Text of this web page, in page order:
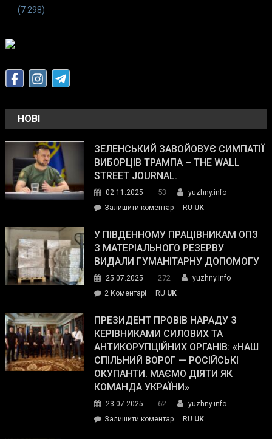
(7 298)
НОВІ
ЗЕЛЕНСЬКИЙ ЗАВОЙОВУЄ СИМПАТІЇ
ВИБОРЦІВ ТРАМПА – THE WALL
STREET JOURNAL.
02.11.2025 53
yuzhny.info
Залишити коментарon
завойовує
симпатії
виборців
The
Street
Journal.
RU UK
У ПІВДЕННОМУ ПРАЦІВНИКАМ ОПЗ
З МАТЕРІАЛЬНОГО РЕЗЕРВУ
ВИДАЛИ ГУМАНІТАРНУ ДОПОМОГУ
25.07.2025 272
yuzhny.info
2 Коментарі
Південному
працівникам
ОПЗ
з
матеріального
резерву
гуманітарну
допомогу
RU UK
ПРЕЗИДЕНТ ПРОВІВ НАРАДУ З
КЕРІВНИКАМИ СИЛОВИХ ТА
АНТИКОРУПЦІЙНИХ ОРГАНІВ: «НАШ
СПІЛЬНИЙ ВОРОГ — РОСІЙСЬКІ
ОКУПАНТИ. МАЄМО ДІЯТИ ЯК
КОМАНДА УКРАЇНИ»
23.07.2025 62
yuzhny.info
Залишити коментарon
RU UK